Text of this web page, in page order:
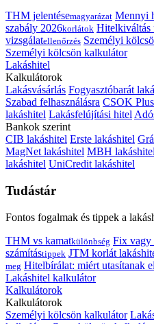
THM jelentésemagyarázat Mennyi
szabály 2026korlátok Hitelkiváltás
vizsgálatellenőrzés Személyi
Személyi kölcsön kalkulátor
Lakáshitel
Kalkulátorok
Lakásvásárlás Fogyasztóbarát
Szabad felhasználásra CSOK
lakáshitel Lakásfelújítási hitel
Bankok szerint
CIB lakáshitel Erste lakáshitel
MagNet lakáshitel MBH
lakáshitel UniCredit lakáshitel
Tudástár
Fontos fogalmak és tippek a
THM vs kamatkülönbség Fix vagy
számítástippek JTM korlát
meg Hitelbírálat: miért utasítanak
Lakáshitel kalkulátor
Kalkulátorok
Kalkulátorok
Személyi kölcsön kalkulátor